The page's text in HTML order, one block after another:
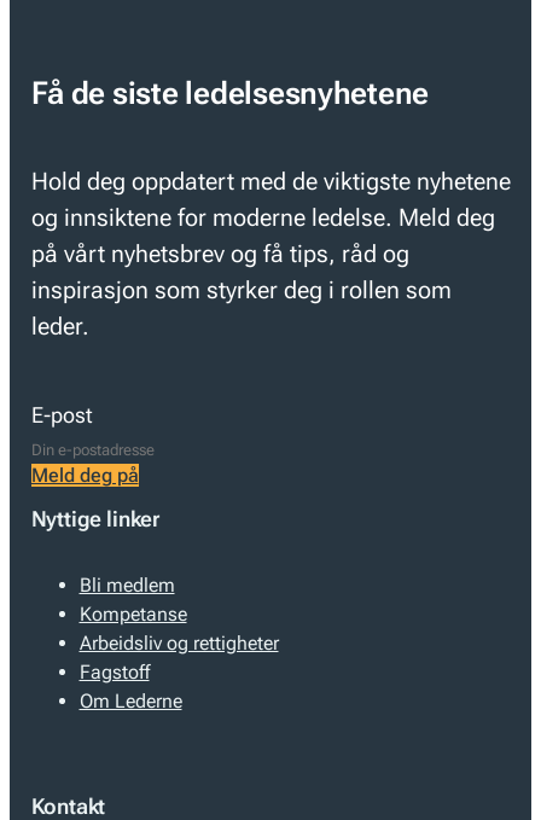
Få de siste ledelsesnyhetene
Hold deg oppdatert med de viktigste nyhetene
og innsiktene for moderne ledelse. Meld deg
på vårt nyhetsbrev og få tips, råd og
inspirasjon som styrker deg i rollen som
leder.
E-post
Meld deg på
Nyttige linker
Bli medlem
Kompetanse
Arbeidsliv og rettigheter
Fagstoff
Om Lederne
Kontakt